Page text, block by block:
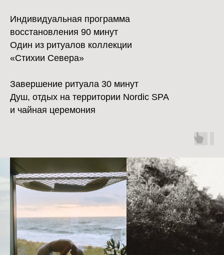
Индивидуальная программа
восстановления 90 минут
Один из ритуалов коллекции
«Стихии Севера»
Завершение ритуала 30 минут
Душ, отдых на территории Nordic SPA
и чайная церемония